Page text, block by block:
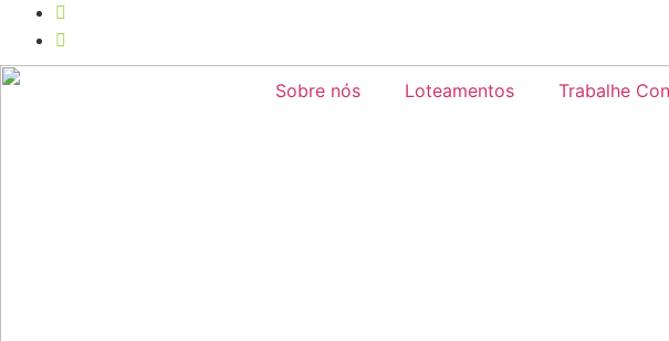
Sobre nós Loteamentos Trabalhe